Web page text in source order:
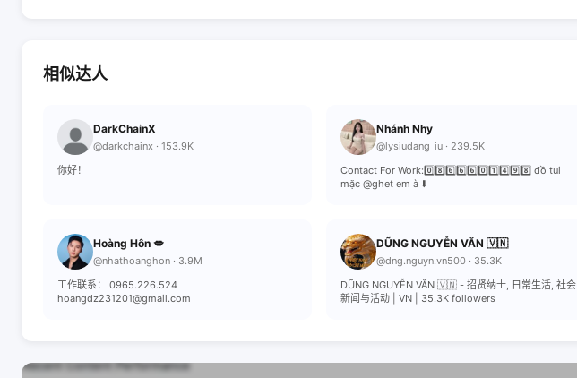
相似达人
DarkChainX
@darkchainx · 153.9K
你好！
Nhánh Nhy
@lysiudang_iu · 239.5K
Contact For Work:0️⃣8️⃣6️⃣6️⃣6️⃣0️⃣1️⃣4️⃣9️⃣8️⃣ đồ tui
mặc @ghet em à ⬇️
Hoàng Hôn 💋
@nhathoanghon · 3.9M
工作联系： 0965.226.524
hoangdz231201@gmail.com
DŨNG NGUYỄN VĂN 🇻🇳
@dng.nguyn.vn500 · 35.3K
DŨNG NGUYỄN VĂN 🇻🇳 - 招贤纳士, 日常生活, 社会
新闻与活动 | VN | 35.3K followers